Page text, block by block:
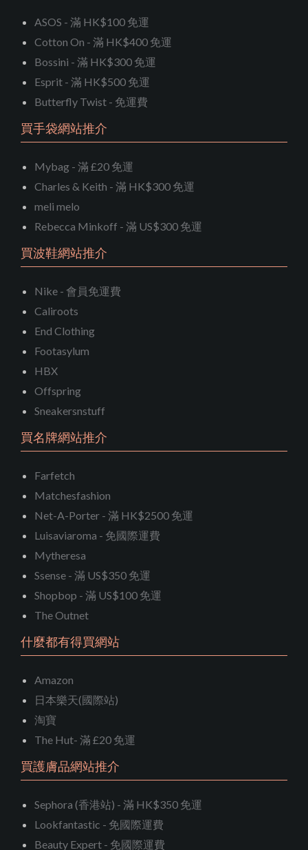
ASOS - 滿 HK$100 免運
Cotton On - 滿 HK$400 免運
Bossini - 滿 HK$300 免運
Esprit - 滿 HK$500 免運
Butterfly Twist - 免運費
買手袋網站推介
Mybag - 滿 £20 免運
Charles & Keith - 滿 HK$300 免運
meli melo
Rebecca Minkoff - 滿 US$300 免運
買波鞋網站推介
Nike - 會員免運費
Caliroots
End Clothing
Footasylum
HBX
Offspring
Sneakersnstuff
買名牌網站推介
Farfetch
Matchesfashion
Net-A-Porter - 滿 HK$2500 免運
Luisaviaroma - 免國際運費
Mytheresa
Ssense - 滿 US$350 免運
Shopbop - 滿 US$100 免運
The Outnet
什麼都有得買網站
Amazon
日本樂天(國際站)
淘寶
The Hut- 滿 £20 免運
買護膚品網站推介
Sephora (香港站) - 滿 HK$350 免運
Lookfantastic - 免國際運費
Beauty Expert - 免國際運費